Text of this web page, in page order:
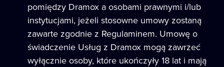
pomiędzy Dramox a osobami prawnymi i/lub
instytucjami, jeżeli stosowne umowy zostaną
zawarte zgodnie z Regulaminem. Umowę o
świadczenie Usług z Dramox mogą zawrzeć
wyłącznie osoby, które ukończyły 18 lat i mają